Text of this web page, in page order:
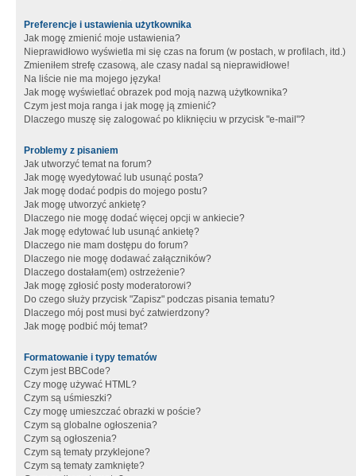
Preferencje i ustawienia użytkownika
Jak mogę zmienić moje ustawienia?
Nieprawidłowo wyświetla mi się czas na forum (w postach, w profilach, itd.)
Zmieniłem strefę czasową, ale czasy nadal są nieprawidłowe!
Na liście nie ma mojego języka!
Jak mogę wyświetlać obrazek pod moją nazwą użytkownika?
Czym jest moja ranga i jak mogę ją zmienić?
Dlaczego muszę się zalogować po kliknięciu w przycisk "e-mail"?
Problemy z pisaniem
Jak utworzyć temat na forum?
Jak mogę wyedytować lub usunąć posta?
Jak mogę dodać podpis do mojego postu?
Jak mogę utworzyć ankietę?
Dlaczego nie mogę dodać więcej opcji w ankiecie?
Jak mogę edytować lub usunąć ankietę?
Dlaczego nie mam dostępu do forum?
Dlaczego nie mogę dodawać załączników?
Dlaczego dostałam(em) ostrzeżenie?
Jak mogę zgłosić posty moderatorowi?
Do czego służy przycisk "Zapisz" podczas pisania tematu?
Dlaczego mój post musi być zatwierdzony?
Jak mogę podbić mój temat?
Formatowanie i typy tematów
Czym jest BBCode?
Czy mogę używać HTML?
Czym są uśmieszki?
Czy mogę umieszczać obrazki w poście?
Czym są globalne ogłoszenia?
Czym są ogłoszenia?
Czym są tematy przyklejone?
Czym są tematy zamknięte?